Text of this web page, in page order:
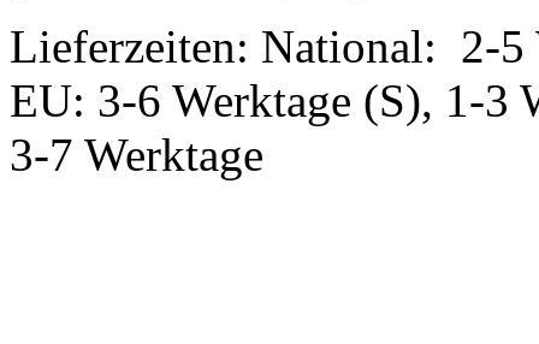
Lieferzeiten: National: 2-5
EU: 3-6 Werktage (S), 1-3
3-7 Werktage